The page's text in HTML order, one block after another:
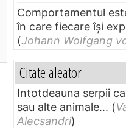
Comportamentul
în care fiecare își
(Johann Wolfgang
Citate aleator
Intotdeauna serpii
sau alte animale... (
Alecsandri)